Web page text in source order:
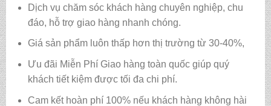
Dịch vụ chăm sóc khách hàng chuyên nghiệp, chu
đáo, hỗ trợ giao hàng nhanh chóng.
Giá sản phẩm luôn thấp hơn thị trường từ 30-40%,
Ưu đãi Miễn Phí Giao hàng toàn quốc giúp quý
khách tiết kiệm được tối đa chi phí.
Cam kết hoàn phí 100% nếu khách hàng không hài